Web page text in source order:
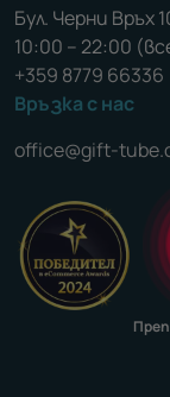
Бул. Черни Връх
10:00 – 22:00
+359 8779 66336
Връзка с нас
office@gift-